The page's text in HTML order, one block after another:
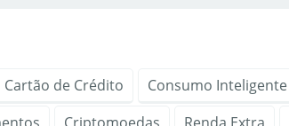
Cartão de Crédito Consumo Inteligente